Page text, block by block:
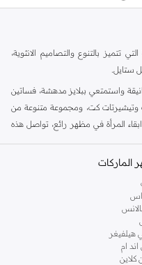
تتميز بالتنوع والتصاميم الانثوية،
ستايل.
واستمتعي ببلايز مدهشة، فساتين
وتيشيرتات كت، ومجموعة متنوعة من
المرأة في مظهر رائع، تواصل هذه
البحث عن فستان مثالي للحفلات او
باكثر من الف ستايل من مجموعة
في متجر دوروثي بيركنز اون لاين او
الماركات
هيلفيغر
ام
كلاين